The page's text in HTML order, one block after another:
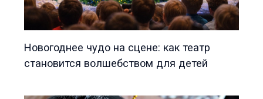
Новогоднее чудо на сцене: как театр
становится волшебством для детей